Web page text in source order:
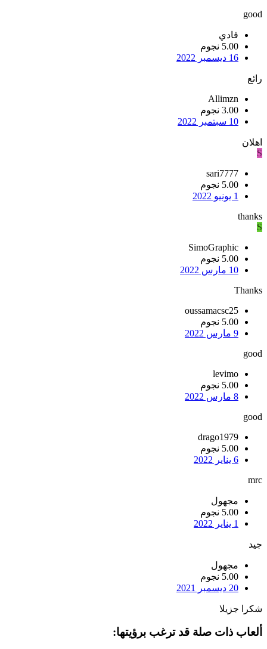
good
فادي
5.00 نجوم
16 ديسمبر 2022
رائع
Allimzn
3.00 نجوم
10 سبتمبر 2022
اهلان
S
sari7777
5.00 نجوم
1 يونيو 2022
thanks
S
SimoGraphic
5.00 نجوم
10 مارس 2022
Thanks
oussamacsc25
5.00 نجوم
9 مارس 2022
good
levimo
5.00 نجوم
8 مارس 2022
good
drago1979
5.00 نجوم
6 يناير 2022
mrc
مجهول
5.00 نجوم
1 يناير 2022
جيد
مجهول
5.00 نجوم
20 ديسمبر 2021
شكرا جزيلا
ألعاب ذات صلة قد ترغب برؤيتها: